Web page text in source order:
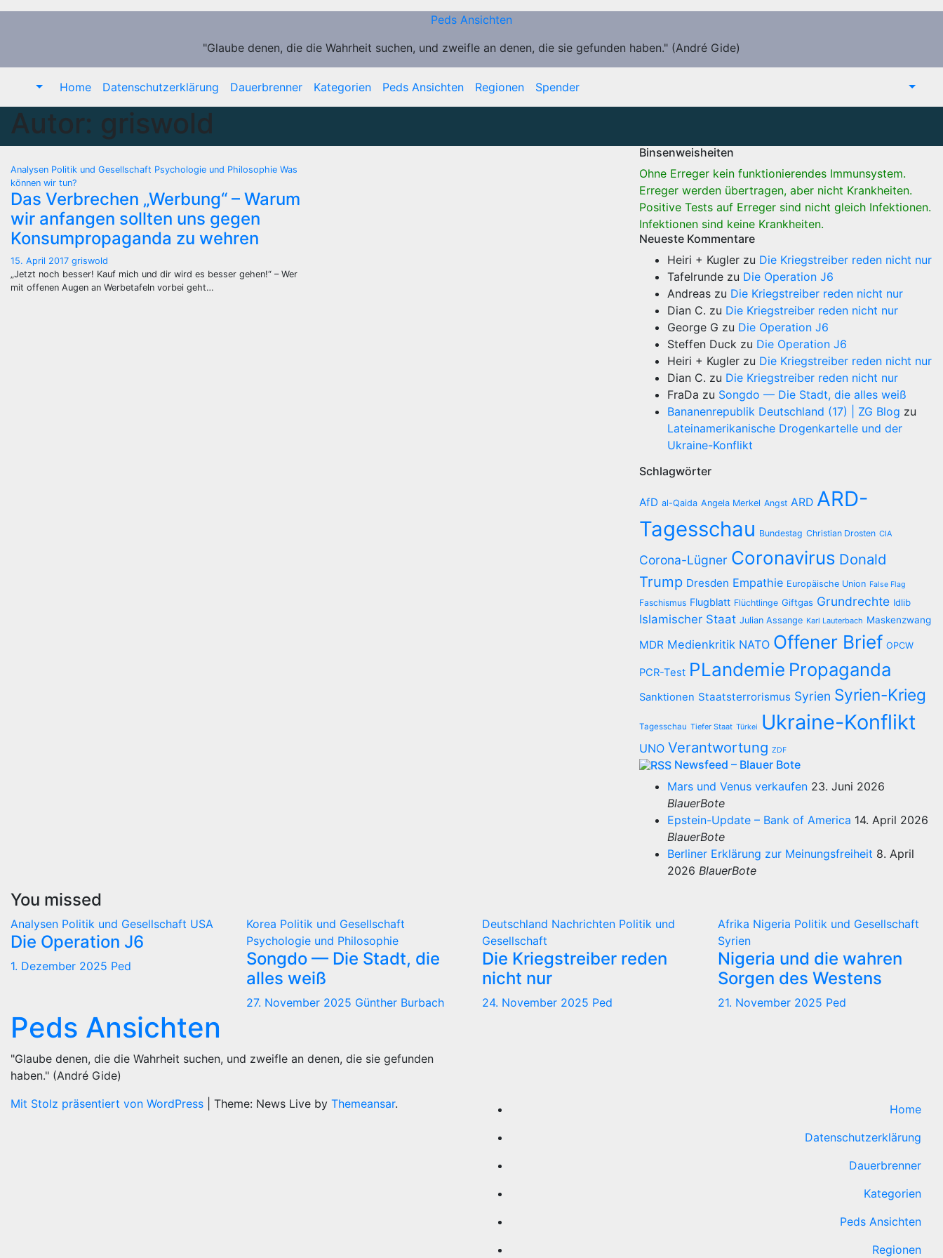
Zum
Peds Ansichten
"Glaube denen, die die Wahrheit suchen, und zweifle an denen, die sie gefunden haben." (André Gide)
Home Datenschutzerklärung Dauerbrenner Kategorien Peds Ansichten Regionen Spender
Autor: griswold
Analysen Politik und Gesellschaft Psychologie und Philosophie Was
können wir tun?
Das Verbrechen „Werbung“ – Warum
wir anfangen sollten uns gegen
Konsumpropaganda zu wehren
15. April 2017 griswold
„Jetzt noch besser! Kauf mich und dir wird es besser gehen!“ – Wer
mit offenen Augen an Werbetafeln vorbei geht…
Binsenweisheiten
Ohne Erreger kein funktionierendes Immunsystem.
Erreger werden übertragen, aber nicht Krankheiten.
Positive Tests auf Erreger sind nicht gleich Infektionen.
Infektionen sind keine Krankheiten.
Neueste Kommentare
Heiri + Kugler zu Die Kriegstreiber reden nicht nur
Tafelrunde zu Die Operation J6
Andreas zu Die Kriegstreiber reden nicht nur
Dian C. zu Die Kriegstreiber reden nicht nur
George G zu Die Operation J6
Steffen Duck zu Die Operation J6
Heiri + Kugler zu Die Kriegstreiber reden nicht nur
Dian C. zu Die Kriegstreiber reden nicht nur
FraDa zu Songdo — Die Stadt, die alles weiß
Bananenrepublik Deutschland (17) | ZG Blog zu
Lateinamerikanische Drogenkartelle und der
Ukraine-Konflikt
Schlagwörter
AfD al-Qaida Angela Merkel Angst ARD ARD-
Tagesschau Bundestag Christian Drosten CIA
Corona-Lügner Coronavirus Donald
Trump Dresden Empathie Europäische Union False Flag
Faschismus Flugblatt Flüchtlinge Giftgas Grundrechte Idlib
Islamischer Staat Julian Assange Karl Lauterbach Maskenzwang
MDR Medienkritik NATO Offener Brief OPCW
PCR-Test PLandemie Propaganda
Sanktionen Staatsterrorismus Syrien Syrien-Krieg
Tagesschau Tiefer Staat Türkei Ukraine-Konflikt
UNO Verantwortung ZDF
Newsfeed – Blauer Bote
Mars und Venus verkaufen 23. Juni 2026
BlauerBote
Epstein-Update – Bank of America 14. April 2026
BlauerBote
Berliner Erklärung zur Meinungsfreiheit 8. April
2026 BlauerBote
You missed
Analysen Politik und Gesellschaft USA
Die Operation J6
1. Dezember 2025 Ped
Korea Politik und Gesellschaft
Psychologie und Philosophie
Songdo — Die Stadt, die
alles weiß
27. November 2025 Günther Burbach
Deutschland Nachrichten Politik und
Gesellschaft
Die Kriegstreiber reden
nicht nur
24. November 2025 Ped
Afrika Nigeria Politik und Gesellschaft
Syrien
Nigeria und die wahren
Sorgen des Westens
21. November 2025 Ped
Peds Ansichten
"Glaube denen, die die Wahrheit suchen, und zweifle an denen, die sie gefunden
haben." (André Gide)
Mit Stolz präsentiert von WordPress
Theme: News Live by Themeansar.
Home
Datenschutzerklärung
Dauerbrenner
Kategorien
Peds Ansichten
Regionen